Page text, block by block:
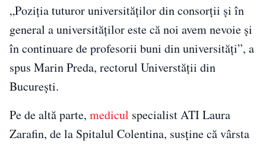
„Poziţia tuturor universităţilor din consorţii şi în
general a universităţilor este că noi avem nevoie şi
în continuare de profesorii buni din universităţi”, a
spus Marin Preda, rectorul Universtăţii din
Bucureşti.
Pe de altă parte, medicul specialist ATI Laura
Zarafin, de la Spitalul Colentina, susţine că vârsta